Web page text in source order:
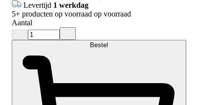
Levertijd 1 werkdag
5+ producten op voorraad op voorraad
Aantal
Bestel